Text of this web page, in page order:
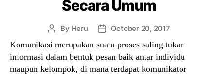
Secara Umum
Post
author
By Heru
PostOctober 20, 2017
Komunikasi merupakan suatu proses saling tukar
informasi dalam bentuk pesan baik antar individu
maupun kelompok, di mana terdapat komunikator